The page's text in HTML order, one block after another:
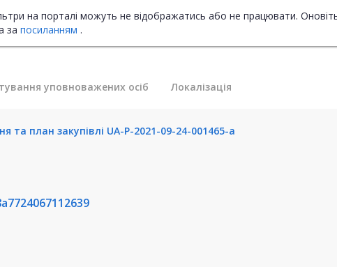
на порталі можуть не відображатись або не працювати.
за посиланням .
уповноважених осіб Локалізація
та план закупівлі UA-P-2021-09-24-001465-a